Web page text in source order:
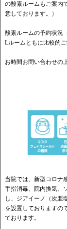
の酸素ルームもご案内
意しております。）
酸素ルームの予約状況
Lルームともに比較的
お時間お問い合わせの
当院では、新型コロナ
手指消毒、院内換気、
し、ジアイーノ（次亜
を設置しておりますの
ております。